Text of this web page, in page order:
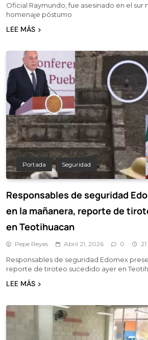
Oficial Raymundo, fue asesinado en el sur
homenaje póstumo
LEE MÁS
Portada Seguridad
Responsables de seguridad
en la mañanera, reporte de
en Teotihuacan
Pepe Reyes Abril 21, 2026 0
Responsables de seguridad Edomex
reporte de tiroteo sucedido ayer en
LEE MÁS